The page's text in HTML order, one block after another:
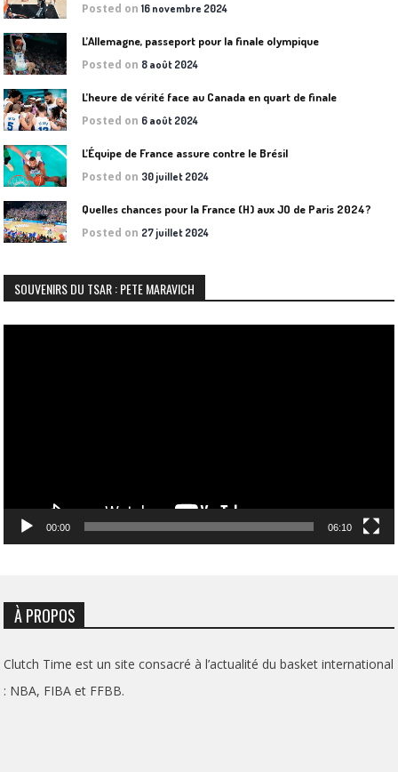
Posted on16 novembre 2024
L’Allemagne, passeport pour la finale olympique
Posted on 8 août 2024
L’heure de vérité face au Canada en quart de finale
Posted on 6 août 2024
L’Équipe de France assure contre le Brésil
Posted on 30 juillet 2024
Quelles chances pour la France (H) aux JO de Paris 2024?
Posted on 27 juillet 2024
SOUVENIRS DU TSAR : PETE MARAVICH
00:00 06:10
À PROPOS
Clutch Time est un site consacré à l’actualité du basket international
: NBA, FIBA et FFBB.